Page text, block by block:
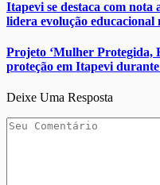
Itapevi se destaca com
lidera evolução educacional
Projeto ‘Mulher Protegida,
proteção em Itapevi
Deixe Uma Resposta